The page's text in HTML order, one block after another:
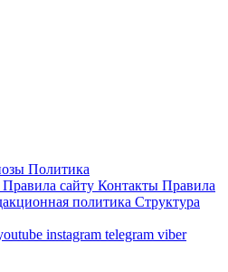
Политика
Правила сайту Контакты Правила
политика Структура
instagram telegram viber